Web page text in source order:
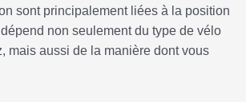
sont principalement liées à la position
non seulement du type de vélo
mais aussi de la manière dont vous